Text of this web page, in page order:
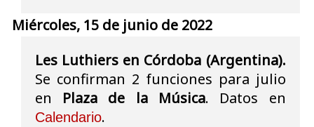
Miércoles, 15 de junio de 2022
Les Luthiers en Córdoba (Argentina).
Se confirman 2 funciones para julio
en Plaza de la Música. Datos en
Calendario.